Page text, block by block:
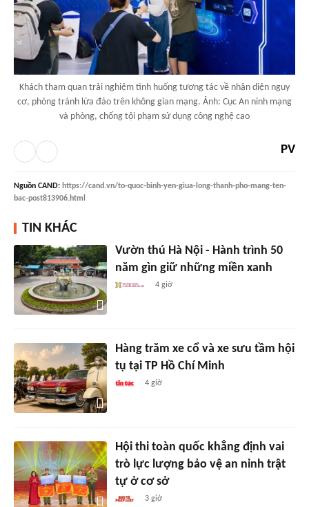
Khách tham quan trải nghiệm tình huống tương tác về nhận diện nguy
cơ, phòng tránh lừa đảo trên không gian mạng. Ảnh: Cục An ninh mạng
và phòng, chống tội phạm sử dụng công nghệ cao
PV
Nguồn CAND: https://cand.vn/to-quoc-binh-yen-giua-long-thanh-pho-mang-ten-
bac-post813906.html
TIN KHÁC
Vườn thú Hà Nội - Hành trình 50
năm gìn giữ những miền xanh
4 giờ
Hàng trăm xe cổ và xe sưu tầm hội
tụ tại TP Hồ Chí Minh
4 giờ
Hội thi toàn quốc khẳng định vai
trò lực lượng bảo vệ an ninh trật
tự ở cơ sở
3 giờ